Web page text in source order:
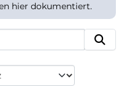
hier dokumentiert.